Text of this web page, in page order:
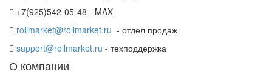
+7(925)542-05-48 - MAX
rollmarket@rollmarket.ru - отдел продаж
support@rollmarket.ru - техподдержка
О компании